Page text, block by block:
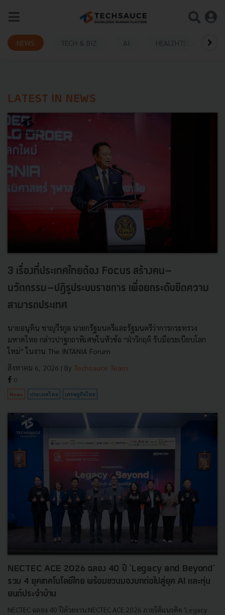
NEWS TECH & BIZ AI HEALTHTECH
LATEST IN NEWS
3 เรื่องที่ประเทศไทยต้อง Focus สร้างคน–
นวัตกรรม–ปฏิรูประบบราชการ เพื่อยกระดับขีดความ
สามารถประเทศ
นายอนุทิน ชาญวีรกูล นายกรัฐมนตรีและรัฐมนตรีว่าการกระทรวง
มหาดไทย กล่าวปาฐกถาพิเศษในหัวข้อ “ฝ่าวิกฤติ รับมือระเบียบโลก
ใหม่” ในงาน The INTANIA Forum
สิงหาคม 6, 2026 | By Techsauce Team
0
News ประเทศไทย เศรษฐกิจไทย
NECTEC ACE 2026 ฉลอง 40 ปี 'Legacy and Beyond'
รวม 4 ยุคเทคโนโลยีไทย พร้อมชวนมองบทต่อไปสู่ยุค AI และหุ่น
ยนต์ประจำบ้าน
NECTEC ฉลอง 40 ปีด้วยงาน NECTEC ACE 2026 ภายใต้แนวคิด 'Legacy